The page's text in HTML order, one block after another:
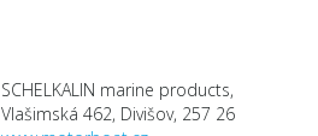
SCHELKALIN marine products,
Vlašimská 462, Divišov, 257 26